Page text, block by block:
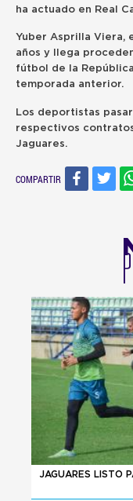
ha actuado en Real
Yuber Asprilla Viera,
años y llega
fútbol de la
temporada anterior.
Los deportistas
respectivos
Jaguares.
COMPARTIR
04 - 08 - 2026
JAGUARES LISTO